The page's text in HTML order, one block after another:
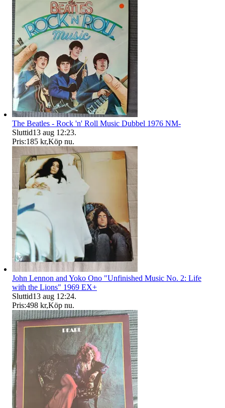
The Beatles - Rock 'n' Roll Music Dubbel 1976 NM-
Sluttid13 aug 12:23.
Pris:185 kr,Köp nu.
John Lennon and Yoko Ono "Unfinished Music No. 2: Life
with the Lions" 1969 EX+
Sluttid13 aug 12:24.
Pris:498 kr,Köp nu.